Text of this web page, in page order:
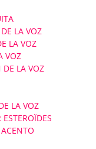
LA VOZ
LA VOZ
VOZ
LA VOZ
LA VOZ